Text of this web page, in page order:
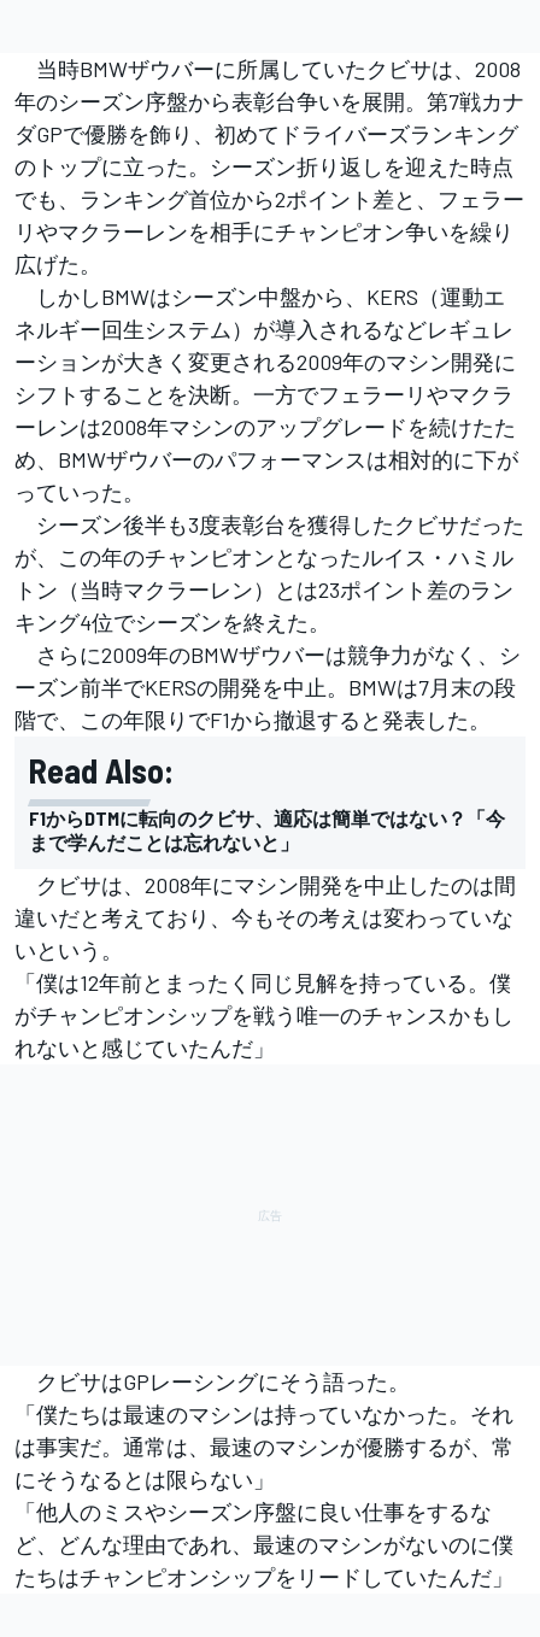
当時BMWザウバーに所属していたクビサは、2008
年のシーズン序盤から表彰台争いを展開。第7戦カナ
ダGPで優勝を飾り、初めてドライバーズランキング
のトップに立った。シーズン折り返しを迎えた時点
でも、ランキング首位から2ポイント差と、フェラー
リやマクラーレンを相手にチャンピオン争いを繰り
広げた。
しかしBMWはシーズン中盤から、KERS（運動エ
ネルギー回生システム）が導入されるなどレギュレ
ーションが大きく変更される2009年のマシン開発に
シフトすることを決断。一方でフェラーリやマクラ
ーレンは2008年マシンのアップグレードを続けたた
め、BMWザウバーのパフォーマンスは相対的に下が
っていった。
シーズン後半も3度表彰台を獲得したクビサだった
が、この年のチャンピオンとなったルイス・ハミル
トン（当時マクラーレン）とは23ポイント差のラン
キング4位でシーズンを終えた。
さらに2009年のBMWザウバーは競争力がなく、シ
ーズン前半でKERSの開発を中止。BMWは7月末の段
階で、この年限りでF1から撤退すると発表した。
Read Also:
F1からDTMに転向のクビサ、適応は簡単ではない？「今
まで学んだことは忘れないと」
クビサは、2008年にマシン開発を中止したのは間
違いだと考えており、今もその考えは変わっていな
いという。
「僕は12年前とまったく同じ見解を持っている。僕
がチャンピオンシップを戦う唯一のチャンスかもし
れないと感じていたんだ」
クビサはGPレーシングにそう語った。
「僕たちは最速のマシンは持っていなかった。それ
は事実だ。通常は、最速のマシンが優勝するが、常
にそうなるとは限らない」
「他人のミスやシーズン序盤に良い仕事をするな
ど、どんな理由であれ、最速のマシンがないのに僕
たちはチャンピオンシップをリードしていたんだ」